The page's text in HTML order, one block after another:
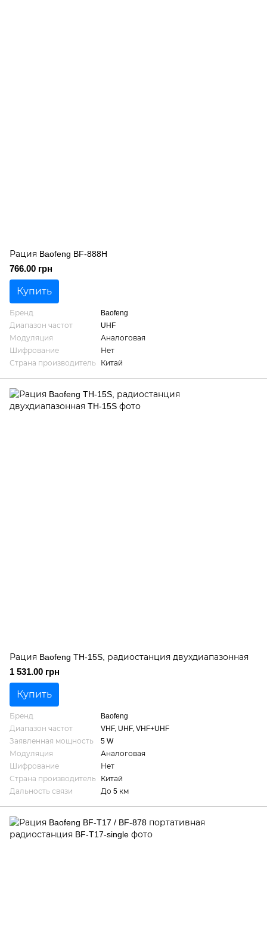
Рация Baofeng BF-888H
766.00 грн
Купить
Бренд
Baofeng
Диапазон частот
UHF
Модуляция
Аналоговая
Шифрование
Нет
Страна производитель
Китай
Рация Baofeng TH-15S, радиостанция двухдиапазонная
1 531.00 грн
Купить
Бренд
Baofeng
Диапазон частот
VHF, UHF, VHF+UHF
Заявленная мощность
5 W
Модуляция
Аналоговая
Шифрование
Нет
Страна производитель
Китай
Дальность связи
До 5 км